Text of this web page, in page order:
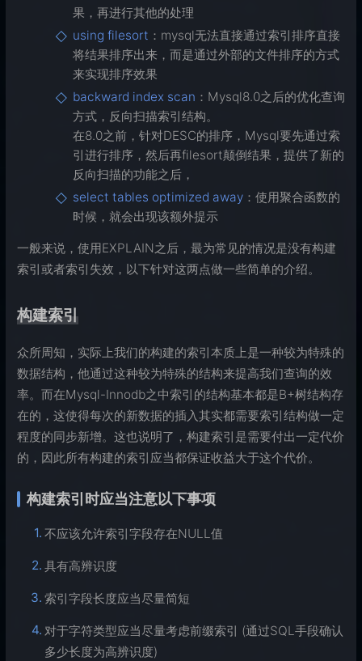
果，再进行其他的处理
using filesort ：mysql无法直接通过索引排序直接
将结果排序出来，而是通过外部的文件排序的方式
来实现排序效果
backward index scan ：Mysql8.0之后的优化查询
方式，反向扫描索引结构。
在8.0之前，针对DESC的排序，Mysql要先通过索
引进行排序，然后再filesort颠倒结果，提供了新的
反向扫描的功能之后，
select tables optimized away：使用聚合函数的
时候，就会出现该额外提示
一般来说，使用EXPLAIN之后，最为常见的情况是没有构建
索引或者索引失效，以下针对这两点做一些简单的介绍。
构建索引
众所周知，实际上我们的构建的索引本质上是一种较为特殊的
数据结构，他通过这种较为特殊的结构来提高我们查询的效
率。而在Mysql-Innodb之中索引的结构基本都是B+树结构存
在的，这使得每次的新数据的插入其实都需要索引结构做一定
程度的同步新增。这也说明了，构建索引是需要付出一定代价
的，因此所有构建的索引应当都保证收益大于这个代价。
构建索引时应当注意以下事项
不应该允许索引字段存在NULL值
具有高辨识度
索引字段长度应当尽量简短
对于字符类型应当尽量考虑前缀索引 (通过SQL手段确认
多少长度为高辨识度)